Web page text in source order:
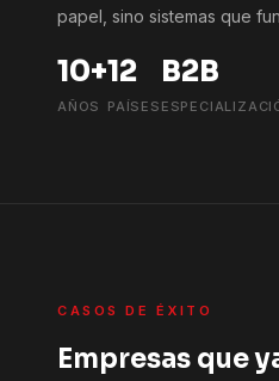
papel, sino sistemas que
10+
AÑOS
12
PAÍSES
B2B
CASOS DE ÉXITO
Empresas que